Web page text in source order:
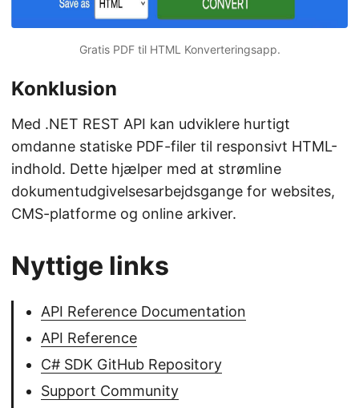
Gratis PDF til HTML Konverteringsapp.
Konklusion
Med .NET REST API kan udviklere hurtigt
omdanne statiske PDF-filer til responsivt HTML-
indhold. Dette hjælper med at strømline
dokumentudgivelsesarbejdsgange for websites,
CMS-platforme og online arkiver.
Nyttige links
API Reference Documentation
API Reference
C# SDK GitHub Repository
Support Community